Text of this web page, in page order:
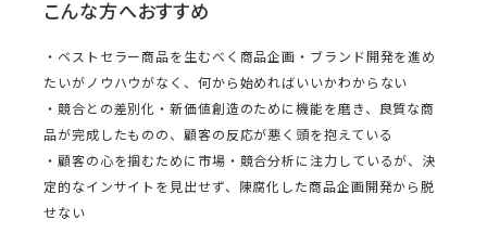
こんな方へおすすめ
・ベストセラー商品を生むべく商品企画・ブランド開発を進め
たいがノウハウがなく、何から始めればいいかわからない
・競合との差別化・新価値創造のために機能を磨き、良質な商
品が完成したものの、顧客の反応が悪く頭を抱えている
・顧客の心を掴むために市場・競合分析に注力しているが、決
定的なインサイトを見出せず、陳腐化した商品企画開発から脱
せない